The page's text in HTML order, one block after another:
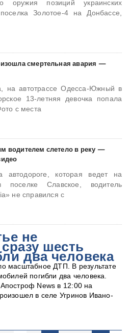
оружия позиций украинских
Золотое-4 на Донбассе,
смертельная авария —
на автотрассе Одесса-Южный в
13-летняя девочка попала
с места
водителем слетело в реку —
автодороге, которая ведет на
поселке Славское, водитель
не справился с
не
шесть
два человека
масштабное ДТП. В результате
погибли два человека.
News в 12:00 на
в селе Угринов Ивано-